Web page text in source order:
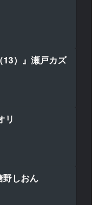
13）』瀬戸カズ
リ
野しおん